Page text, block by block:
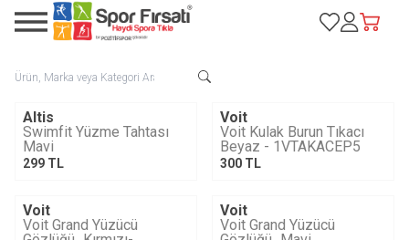
Favorilerim
Hesabım
Sepetim
Altis
Swimfit Yüzme Tahtası
Mavi
299 TL
Voit
Voit Kulak Burun Tıkacı
Beyaz - 1VTAKACEP5
300 TL
Voit
Voit Grand Yüzücü
Voit
Voit Grand Yüzücü